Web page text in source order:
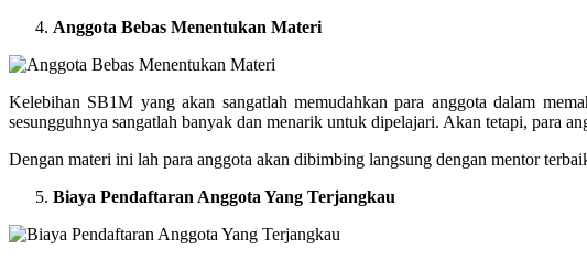
Anggota Bebas Menentukan Materi
Kelebihan SB1M yang akan sangatlah memudahkan para anggota dalam
sesungguhnya sangatlah banyak dan menarik untuk dipelajari. Akan tetapi, para
Dengan materi ini lah para anggota akan dibimbing langsung dengan mentor
Biaya Pendaftaran Anggota Yang Terjangkau